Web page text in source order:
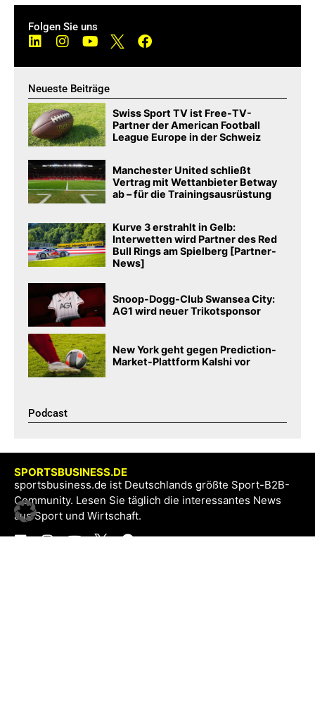
Folgen Sie uns
Neueste Beiträge
Swiss Sport TV ist Free-TV-
Partner der American Football
League Europe in der Schweiz
Manchester United schließt
Vertrag mit Wettanbieter Betway
ab – für die Trainingsausrüstung
Kurve 3 erstrahlt in Gelb:
Interwetten wird Partner des Red
Bull Rings am Spielberg [Partner-
News]
Snoop-Dogg-Club Swansea City:
AG1 wird neuer Trikotsponsor
New York geht gegen Prediction-
Market-Plattform Kalshi vor
Podcast​
SPORTSBUSINESS.DE
sportsbusiness.de ist Deutschlands größte Sport-B2B-
Community. Lesen Sie täglich die interessantes News
aus Sport und Wirtschaft.